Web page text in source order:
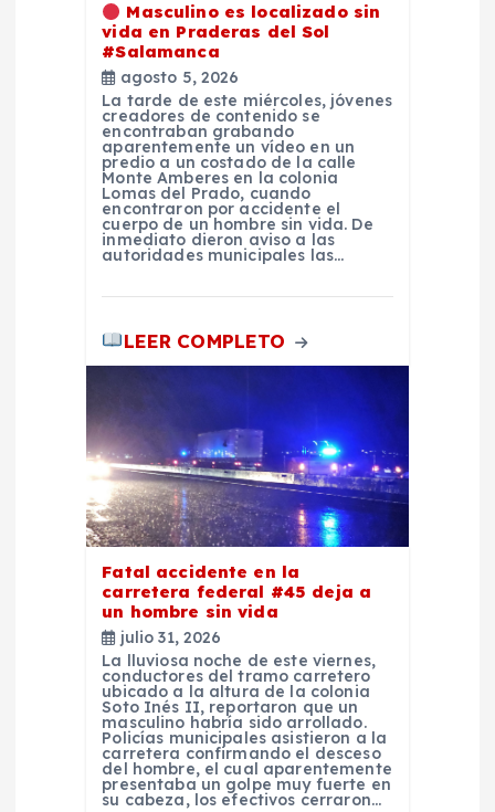
Masculino es localizado sin
vida en Praderas del Sol
#Salamanca
agosto 5, 2026
La tarde de este miércoles, jóvenes
creadores de contenido se
encontraban grabando
aparentemente un vídeo en un
predio a un costado de la calle
Monte Amberes en la colonia
Lomas del Prado, cuando
encontraron por accidente el
cuerpo de un hombre sin vida. De
inmediato dieron aviso a las
autoridades municipales las…
LEER COMPLETO
Fatal accidente en la
carretera federal #45 deja a
un hombre sin vida
julio 31, 2026
La lluviosa noche de este viernes,
conductores del tramo carretero
ubicado a la altura de la colonia
Soto Inés II, reportaron que un
masculino habría sido arrollado.
Policías municipales asistieron a la
carretera confirmando el desceso
del hombre, el cual aparentemente
presentaba un golpe muy fuerte en
su cabeza, los efectivos cerraron…